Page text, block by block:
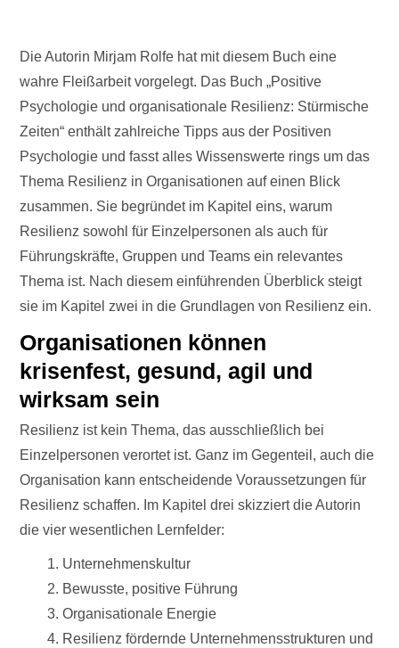
Die Autorin Mirjam Rolfe hat mit diesem Buch eine
wahre Fleißarbeit vorgelegt. Das Buch „Positive
Psychologie und organisationale Resilienz: Stürmische
Zeiten“ enthält zahlreiche Tipps aus der Positiven
Psychologie und fasst alles Wissenswerte rings um das
Thema Resilienz in Organisationen auf einen Blick
zusammen. Sie begründet im Kapitel eins, warum
Resilienz sowohl für Einzelpersonen als auch für
Führungskräfte, Gruppen und Teams ein relevantes
Thema ist. Nach diesem einführenden Überblick steigt
sie im Kapitel zwei in die Grundlagen von Resilienz ein.
Organisationen können
krisenfest, gesund, agil und
wirksam sein
Resilienz ist kein Thema, das ausschließlich bei
Einzelpersonen verortet ist. Ganz im Gegenteil, auch die
Organisation kann entscheidende Voraussetzungen für
Resilienz schaffen. Im Kapitel drei skizziert die Autorin
die vier wesentlichen Lernfelder:
Unternehmenskultur
Bewusste, positive Führung
Organisationale Energie
Resilienz fördernde Unternehmensstrukturen und